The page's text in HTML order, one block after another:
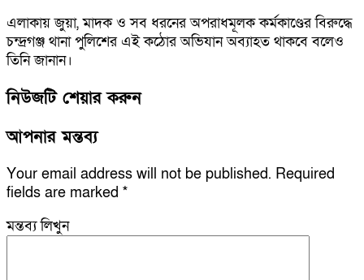
​এলাকায় জুয়া, মাদক ও সব ধরনের অপরাধমূলক কর্মকাণ্ডের বিরুদ্ধে
চন্দ্রগঞ্জ থানা পুলিশের এই কঠোর অভিযান অব্যাহত থাকবে বলেও
তিনি জানান।
নিউজটি শেয়ার করুন
আপনার মন্তব্য
Your email address will not be published. Required
fields are marked *
মন্তব্য লিখুন